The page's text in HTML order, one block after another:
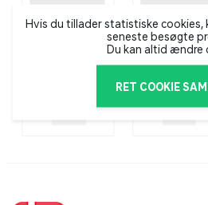
Hvis du tillader statistiske cookies,
seneste besøgte
Du kan altid ændre
RET COOKIE